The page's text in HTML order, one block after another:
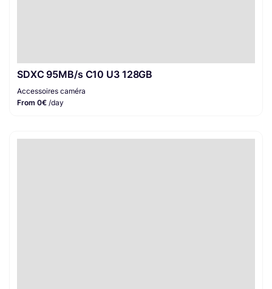
SDXC 95MB/s C10 U3 128GB
Accessoires caméra
From 0€ /day